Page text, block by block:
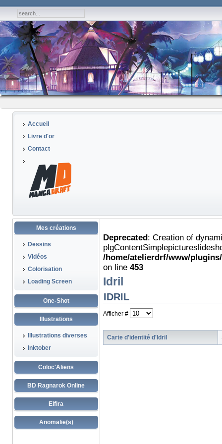
Accueil
Livre d'or
Contact
Mes créations
Dessins
Vidéos
Colorisation
Loading Screen
One-Shot
Illustrations
Illustrations diverses
Inktober
Coloc'Aliens
BD Ragnarok Online
Elfira
Anomalie(s)
Deprecated: Creation of
/home/atelierdrf/www/
on line 453
Idril
IDRIL
Afficher #
Carte d'identité d'Idril